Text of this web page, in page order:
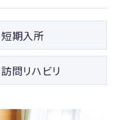
短期入所
訪問リハビリ